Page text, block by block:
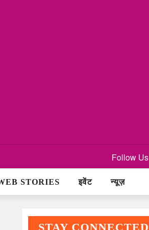
Follow Us
STORIES इवेंट न्यूज़
STAY CONNECTED